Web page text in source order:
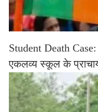
Student Death
एकलव्य स्कूल के